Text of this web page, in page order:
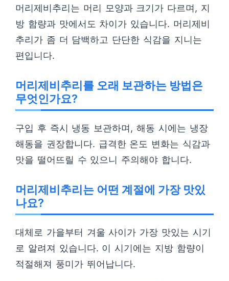
머리제비추리는 머리 모양과 크기가 다르며, 지
방 함량과 맛에서도 차이가 있습니다. 머리제비
추리가 좀 더 담백하고 단단한 식감을 지니는
편입니다.
머리제비추리를 오래 보관하는 방법은
무엇인가요?
구입 후 즉시 냉동 보관하며, 해동 시에는 냉장
해동을 권장합니다. 급격한 온도 변화는 식감과
맛을 떨어뜨릴 수 있으니 주의해야 합니다.
머리제비추리는 어떤 계절에 가장 맛있
나요?
대체로 가을부터 겨울 사이가 가장 맛있는 시기
로 알려져 있습니다. 이 시기에는 지방 함량이
적절해져 풍미가 뛰어납니다.